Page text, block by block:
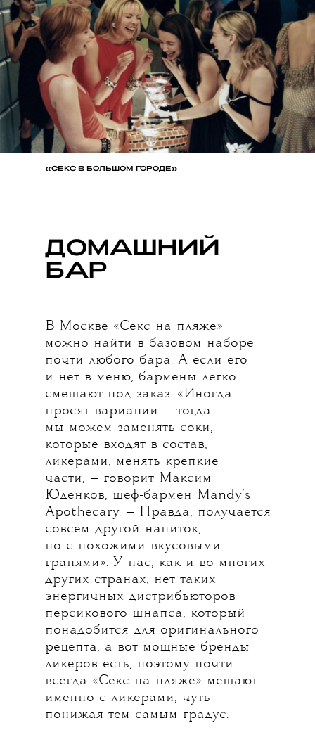
«СЕКС В БОЛЬШОМ ГОРОДЕ»
ДОМАШНИЙ
БАР
В Москве «Секс на пляже»
можно найти в базовом наборе
почти любого бара. А если его
и нет в меню, бармены легко
смешают под заказ. «Иногда
просят вариации — тогда
мы можем заменять соки,
которые входят в состав,
ликерами, менять крепкие
части, — говорит Максим
Юденков, шеф-бармен Mandy’s
Apothecary. — Правда, получается
совсем другой напиток,
но с похожими вкусовыми
гранями». У нас, как и во многих
других странах, нет таких
энергичных дистрибьюторов
персикового шнапса, который
понадобится для оригинального
рецепта, а вот мощные бренды
ликеров есть, поэтому почти
всегда «Секс на пляже» мешают
именно с ликерами, чуть
понижая тем самым градус.